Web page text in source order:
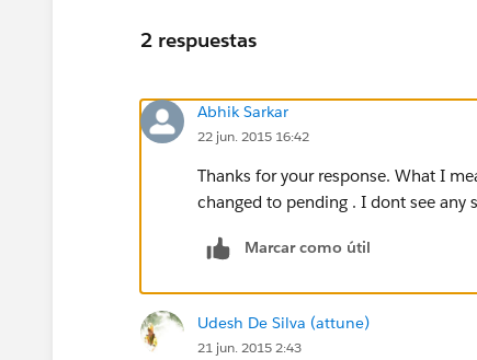
2 respuestas
Abhik Sarkar
22 jun. 2015 16:42
Thanks for your response. What I
changed to pending . I dont see
Marcar como útil
Udesh De Silva (attune)
21 jun. 2015 2:43